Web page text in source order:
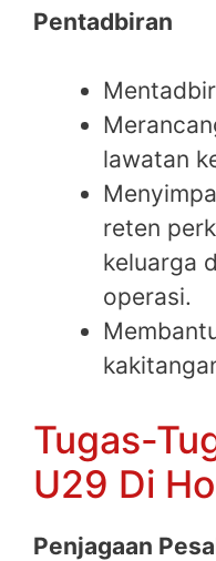
Pentadbiran
lawatan
reten
keluarga
operasi.
Tugas-
U29 Di
Penjagaan